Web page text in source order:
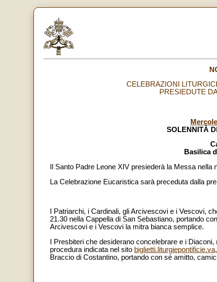
CELEBRAZIONI
PRESIEDUTE
SOLENNITÀ
Basilica
Il Santo Padre Leone XIV presiederà la Messa
La Celebrazione Eucaristica sarà preceduta dalla
I Patriarchi, i Cardinali, gli Arcivescovi e i Vescovi,
21.30 nella Cappella di San Sebastiano, portando
Arcivescovi e i Vescovi la mitra bianca semplice.
I Presbiteri che desiderano concelebrare e i
procedura indicata nel sito biglietti.liturgiepontificie.va
Braccio di Costantino, portando con sé amitto,